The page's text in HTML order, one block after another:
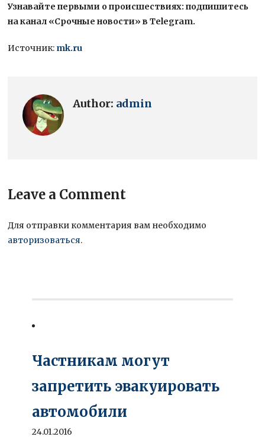
Узнавайте первыми о происшествиях: подпишитесь
на канал «Срочные новости» в Telegram.
Источник: mk.ru
Author: admin
Leave a Comment
Для отправки комментария вам необходимо
авторизоваться.
Частникам могут
запретить эвакуировать
автомобили
24.01.2016